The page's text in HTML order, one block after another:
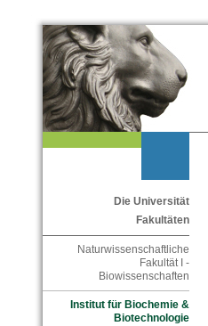
Die Universität
Fakultäten
Naturwissenschaftliche
Fakultät I -
Biowissenschaften
Institut für Biochemie &
Biotechnologie